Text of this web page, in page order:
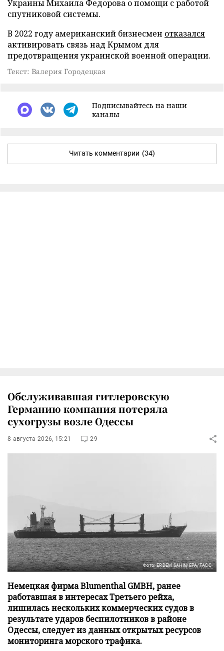
Украины Михаила Федорова о помощи с работой
спутниковой системы.
В 2022 году американский бизнесмен отказался
активировать связь над Крымом для
предотвращения украинской военной операции.
Текст: Валерия Городецкая
Подписывайтесь на наши
каналы
Читать комментарии (34)
Обслуживавшая гитлеровскую
Германию компания потеряла
сухогрузы возле Одессы
8 августа 2026, 15:21 29
Фото: ERDEM SAHIN/EPA/ТАСС
Немецкая фирма Blumenthal GMBH, ранее
работавшая в интересах Третьего рейха,
лишилась нескольких коммерческих судов в
результате ударов беспилотников в районе
Одессы, следует из данных открытых ресурсов
мониторинга морского трафика.